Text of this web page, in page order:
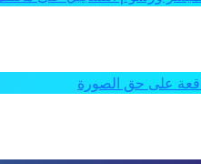
على حق الصورة